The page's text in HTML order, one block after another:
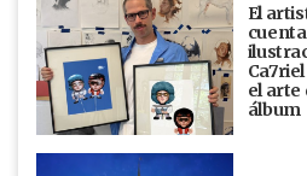
El
el arte
álbum